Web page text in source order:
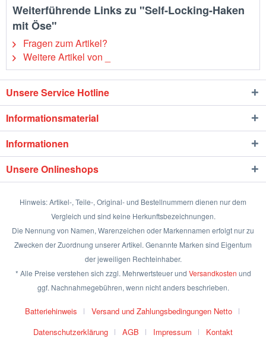
Weiterführende Links zu "Self-Locking-Haken
mit Öse"
Fragen zum Artikel?
Weitere Artikel von _
Unsere Service Hotline
Informationsmaterial
Informationen
Unsere Onlineshops
Hinweis: Artikel-, Teile-, Original- und Bestellnummern dienen nur dem
Vergleich und sind keine Herkunftsbezeichnungen.
Die Nennung von Namen, Warenzeichen oder Markennamen erfolgt nur zu
Zwecken der Zuordnung unserer Artikel. Genannte Marken sind Eigentum
der jeweiligen Rechteinhaber.
* Alle Preise verstehen sich zzgl. Mehrwertsteuer und Versandkosten und
ggf. Nachnahmegebühren, wenn nicht anders beschrieben.
Batteriehinweis
Versand und Zahlungsbedingungen Netto
Datenschutzerklärung
AGB Impressum
Kontakt